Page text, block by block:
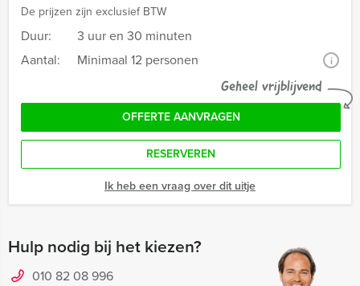
De prijzen zijn exclusief BTW
Duur:
3 uur en 30 minuten
Aantal:
Minimaal 12 personen i
Geheel vrijblijvend
OFFERTE AANVRAGEN
RESERVEREN
Ik heb een vraag over dit uitje
Hulp nodig bij het kiezen?
010 82 08 996